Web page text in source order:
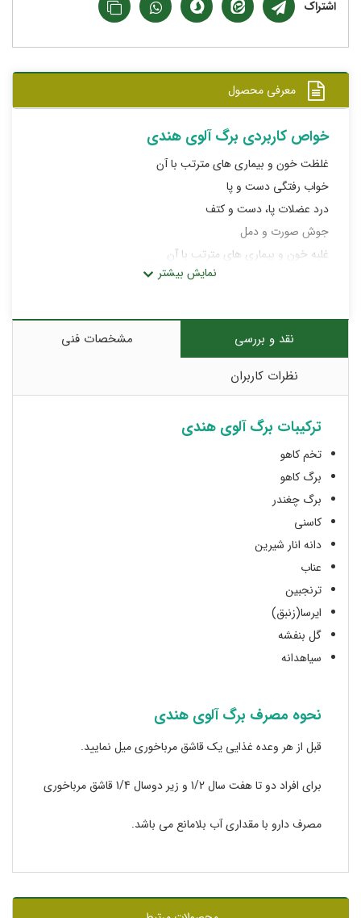
اشتراک
معرفی محصول
خواص کاربردی برگ آلوی هندی
غلظت خون و بیماری های مترتب با آن
خواب رفتگی دست و پا
درد عضلات پا، دست و کتف
جوش صورت و دمل
غلبه خون و بیماری های مترتب با آن
بیماری های کبدی
کاهش فشار خون
کک و مک
نقد و بررسی
مشخصات فنی
نظرات کاربران
ترکیبات برگ آلوی هندی
تخم کاهو
برگ کاهو
برگ چغندر
کاسنی
دانه انار شیرین
عناب
ترنجبین
ایرسا(زنبق)
گل بنفشه
سیاهدانه
نحوه مصرف برگ آلوی هندی
قبل از هر وعده غذایی یک قاشق مرباخوری میل نمایید.
برای افراد دو تا هفت سال 1/2 و زیر دوسال 1/4 قاشق مرباخوری
مصرف دارو با مقداری آب بلامانع می باشد.